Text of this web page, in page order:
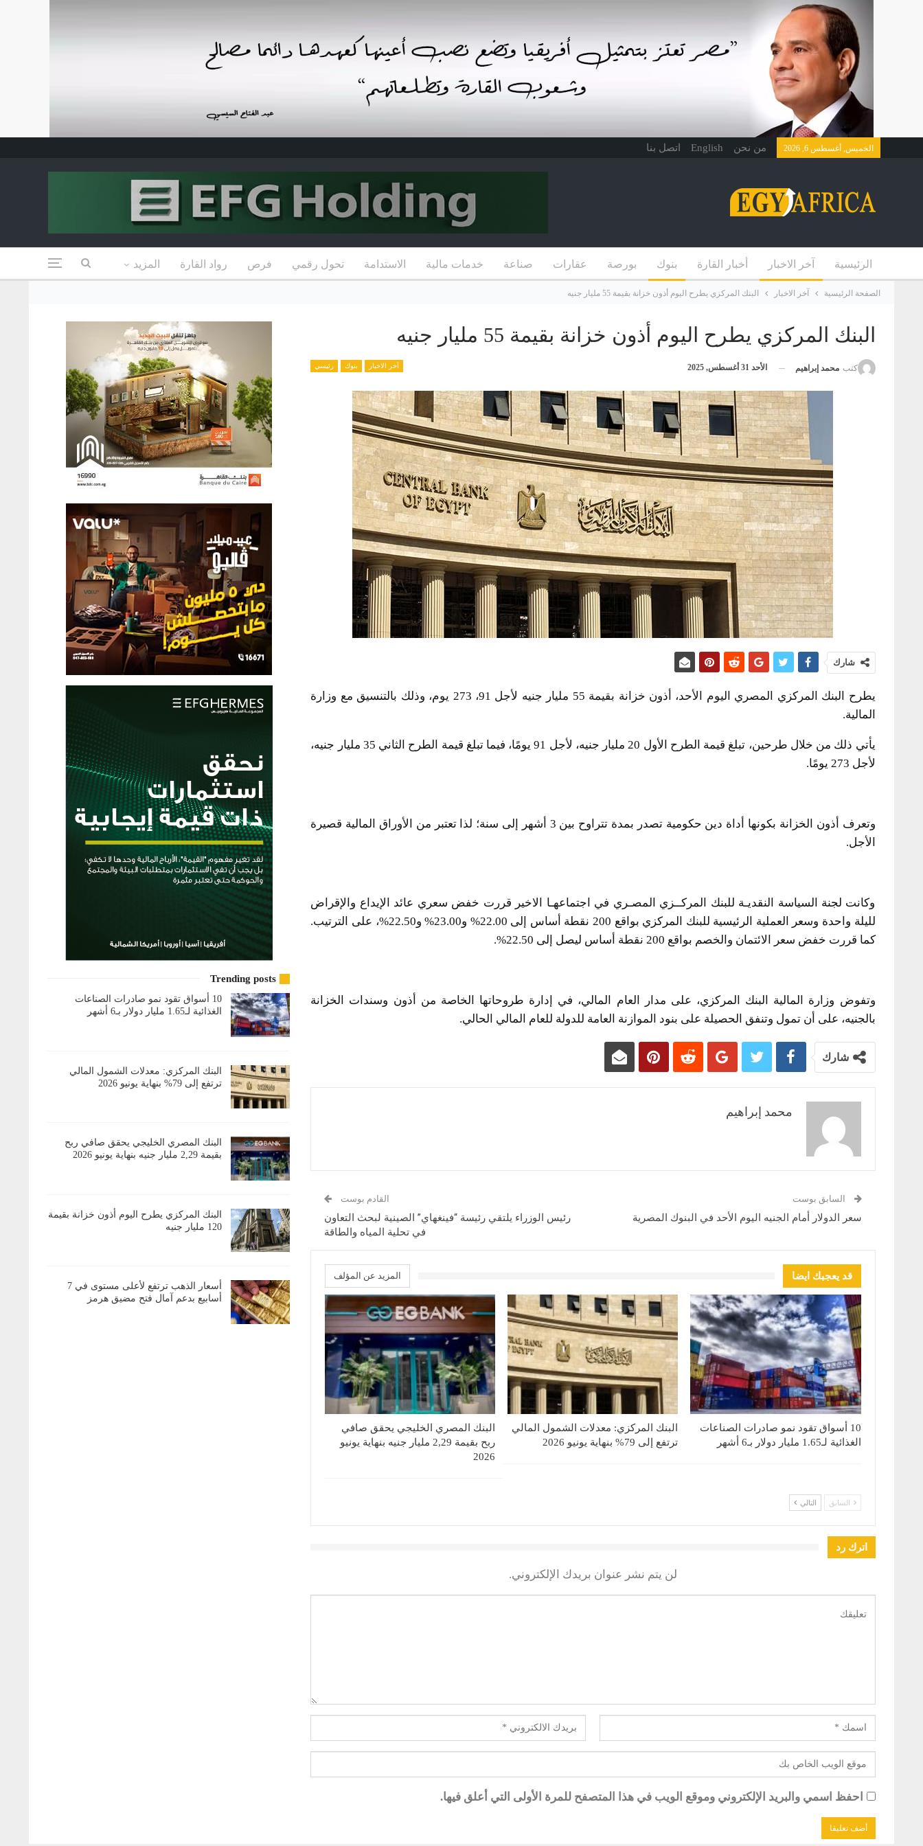
الخميس, أغسطس 6, 2026 من نحن English اتصل بنا
الرئيسية آخر الاخبار أخبار القارة بنوك بورصة عقارات صناعة خدمات مالية الاستدامة تحول رقمي فرص رواد القارة المزيد
الصفحة الرئيسية آخر الاخبار البنك المركزي يطرح اليوم أذون خزانة بقيمة 55 مليار جنيه
البنك المركزي يطرح اليوم أذون خزانة بقيمة 55 مليار جنيه
آخر الاخبار بنوك رئيسي كتب محمد إبراهيم الأحد 31 أغسطس, 2025
شارك
يطرح البنك المركزي المصري اليوم الأحد، أذون خزانة بقيمة 55 مليار جنيه لأجل 91، 273 يوم، وذلك بالتنسيق مع وزارة
المالية.
يأتي ذلك من خلال طرحين، تبلغ قيمة الطرح الأول 20 مليار جنيه، لأجل 91 يومًا، فيما تبلغ قيمة الطرح الثاني 35 مليار جنيه،
لأجل 273 يومًا.
وتعرف أذون الخزانة بكونها أداة دين حكومية تصدر بمدة تتراوح بين 3 أشهر إلى سنة؛ لذا تعتبر من الأوراق المالية قصيرة
الأجل.
وكانت لجنة السياسة النقديـة للبنك المركــزي المصـري في اجتماعهـا الاخير قررت خفض سعري عائد الإيداع والإقراض
لليلة واحدة وسعر العملية الرئيسية للبنك المركزي بواقع 200 نقطة أساس إلى 22.00% و23.00% و22.50%، على الترتيب.
كما قررت خفض سعر الائتمان والخصم بواقع 200 نقطة أساس ليصل إلى 22.50%.
وتفوض وزارة المالية البنك المركزي، على مدار العام المالي، في إدارة طروحاتها الخاصة من أذون وسندات الخزانة
بالجنيه، على أن تمول وتنفق الحصيلة على بنود الموازنة العامة للدولة للعام المالي الحالي.
شارك
محمد إبراهيم
السابق بوست
سعر الدولار أمام الجنيه اليوم الأحد في البنوك المصرية
القادم بوست
رئيس الوزراء يلتقي رئيسة “فينغهاي” الصينية لبحث التعاون
في تحلية المياه والطاقة
قد يعجبك ايضا المزيد عن المؤلف
10 أسواق تقود نمو صادرات الصناعات
الغذائية لـ1.65 مليار دولار بـ6 أشهر
البنك المركزي: معدلات الشمول المالي
ترتفع إلى 79% بنهاية يونيو 2026
البنك المصري الخليجي يحقق صافي
ربح بقيمة 2,29 مليار جنيه بنهاية يونيو
2026
السابق التالي
اترك رد
لن يتم نشر عنوان بريدك الإلكتروني.
احفظ اسمي والبريد الإلكتروني وموقع الويب في هذا المتصفح للمرة الأولى التي أعلق فيها.
Trending posts
10 أسواق تقود نمو صادرات الصناعات
الغذائية لـ1.65 مليار دولار بـ6 أشهر
البنك المركزي: معدلات الشمول المالي
ترتفع إلى 79% بنهاية يونيو 2026
البنك المصري الخليجي يحقق صافي ربح
بقيمة 2,29 مليار جنيه بنهاية يونيو 2026
البنك المركزي يطرح اليوم أذون خزانة بقيمة
120 مليار جنيه
أسعار الذهب ترتفع لأعلى مستوى في 7
أسابيع بدعم آمال فتح مضيق هرمز